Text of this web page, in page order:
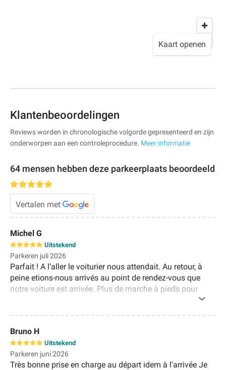
Kaart openen
Klantenbeoordelingen
Reviews worden in chronologische volgorde gepresenteerd en zijn
onderworpen aan een controleprocedure. Meer informatie
64 mensen hebben deze parkeerplaats beoordeeld
Vertalen met
Michel G
Uitstekend
Parkeren juli 2026
Parfait ! A l’aller le voiturier nous attendait. Au retour, à
peine etions-nous arrivés au point de rendez-vous que
notre voiture est arrivée. Plus de marche à pieds pour
retrouver les navettes qui n’arrivent jamais. Pour 15€ de
Bruno H
Uitstekend
Parkeren juni 2026
Très bonne prise en charge au départ idem à l'arrivée Je